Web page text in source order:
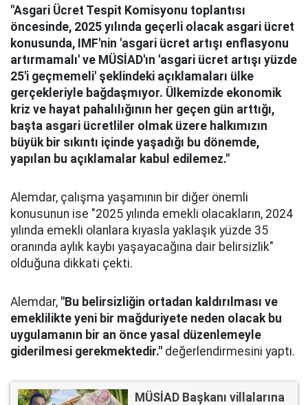
"Asgari Ücret Tespit Komisyonu toplantısı
öncesinde, 2025 yılında geçerli olacak asgari ücret
konusunda, IMF'nin 'asgari ücret artışı enflasyonu
artırmamalı' ve MÜSİAD'ın 'asgari ücret artışı yüzde
25'i geçmemeli' şeklindeki açıklamaları ülke
gerçekleriyle bağdaşmıyor. Ülkemizde ekonomik
kriz ve hayat pahalılığının her geçen gün arttığı,
başta asgari ücretliler olmak üzere halkımızın
büyük bir sıkıntı içinde yaşadığı bu dönemde,
yapılan bu açıklamalar kabul edilemez."
Alemdar, çalışma yaşamının bir diğer önemli
konusunun ise "2025 yılında emekli olacakların, 2024
yılında emekli olanlara kıyasla yaklaşık yüzde 35
oranında aylık kaybı yaşayacağına dair belirsizlik"
olduğuna dikkati çekti.
Alemdar, "Bu belirsizliğin ortadan kaldırılması ve
emeklilikte yeni bir mağduriyete neden olacak bu
uygulamanın bir an önce yasal düzenlemeyle
giderilmesi gerekmektedir." değerlendirmesini yaptı.
MÜSİAD Başkanı villalarına